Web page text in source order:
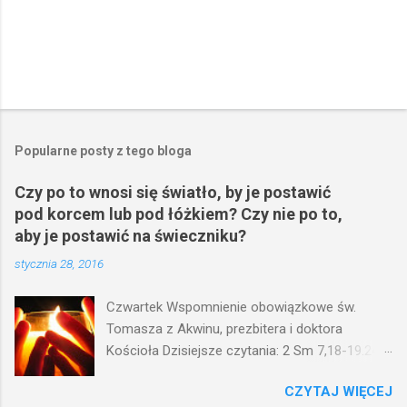
Popularne posty z tego bloga
Czy po to wnosi się światło, by je postawić
pod korcem lub pod łóżkiem? Czy nie po to,
aby je postawić na świeczniku?
stycznia 28, 2016
Czwartek Wspomnienie obowiązkowe św.
Tomasza z Akwinu, prezbitera i doktora
Kościoła Dzisiejsze czytania: 2 Sm 7,18-19.24-
(Mk 4,21-25) Jezus mówił ludowi: Czy po to
CZYTAJ WIĘCEJ